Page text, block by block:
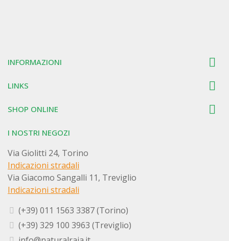
INFORMAZIONI 
LINKS 
SHOP ONLINE 
I NOSTRI NEGOZI
Via Giolitti 24, Torino
Indicazioni stradali
Via Giacomo Sangalli 11, Treviglio
Indicazioni stradali
(+39) 011 1563 3387 (Torino)
(+39) 329 100 3963 (Treviglio)